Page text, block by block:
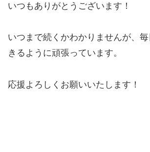
いつもありがとうございます！
いつまで続くかわかりませんが、
きるように頑張っています。
応援よろしくお願いいたします！